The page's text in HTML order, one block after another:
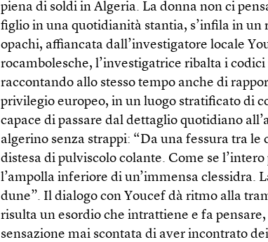
piena di soldi in Algeria. La donna non ci
figlio in una quotidianità stantia, s’infila in un
opachi, affiancata dall’investigatore locale
rocambolesche, l’investigatrice ribalta i
raccontando allo stesso tempo anche di
privilegio europeo, in un luogo stratificato di
capace di passare dal dettaglio quotidiano
algerino senza strappi: “Da una fessura tra le
distesa di pulviscolo colante. Come se
l’ampolla inferiore di un’immensa clessidra.
dune”. Il dialogo con Youcef dà ritmo alla
risulta un esordio che intrattiene e fa
sensazione mai scontata di aver incontrato